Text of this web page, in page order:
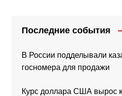
Последние события
В России подделывали
госномера для продажи
Курс доллара США вырос